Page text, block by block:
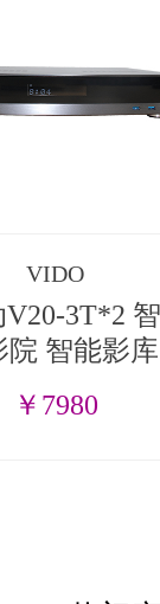
VIDO
V20-3T*2 智
院 智能影库
￥7980